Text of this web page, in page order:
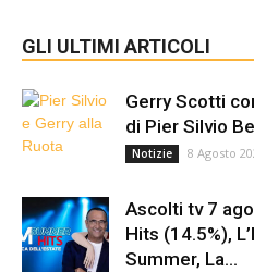
GLI ULTIMI ARTICOLI
Gerry Scotti
di Pier Silvio
Notizie 8 Agosto
Ascolti tv 7
Hits (14.5%),
Summer, La...